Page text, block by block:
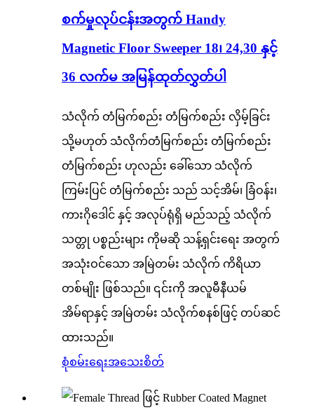
စက်မှုလုပ်ငန်းအတွက် Handy
Magnetic Floor Sweeper 18၊ 24,30 နှင့်
36 လက်မ အမြန်ထုတ်လွှတ်ပါ
သံလိုက် တံမြက်စည်း တံမြက်စည်း လှိမ့်ခြင်း
သို့မဟုတ် သံလိုက်တံမြက်စည်း တံမြက်စည်း
တံမြက်စည်း ဟုလည်း ခေါ်သော သံလိုက်
ကြမ်းပြင် တံမြက်စည်း သည် သင့်အိမ်၊ ခြံဝန်း၊
ကားဂိုဒေါင် နှင့် အလုပ်ရုံရှိ မည်သည့် သံလိုက်
သတ္တု ပစ္စည်းများ ကိုမဆို သန့်ရှင်းရေး အတွက်
အသုံးဝင်သော အမြဲတမ်း သံလိုက် ကိရိယာ
တစ်မျိုး ဖြစ်သည်။ ၎င်းကို အလူမီနီယမ်
အိမ်ရာနှင့် အမြဲတမ်း သံလိုက်စနစ်ဖြင့် တပ်ဆင်
ထားသည်။
စုံစမ်းရေးအသေးစိတ်